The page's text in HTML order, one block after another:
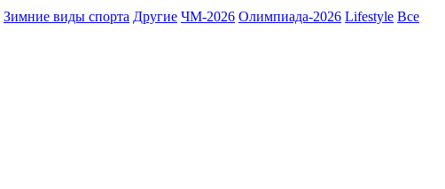
Зимние виды спорта Другие ЧМ-2026 Олимпиада-2026 Lifestyle Все